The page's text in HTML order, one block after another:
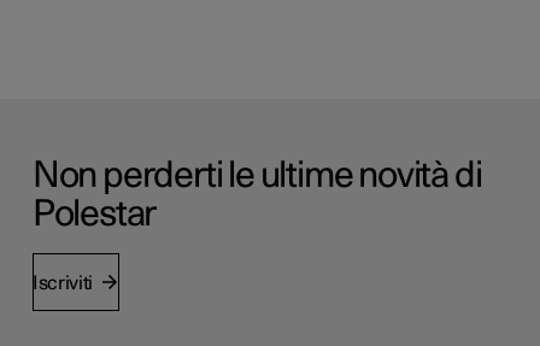
Non perderti le ultime novità di
Polestar
Iscriviti